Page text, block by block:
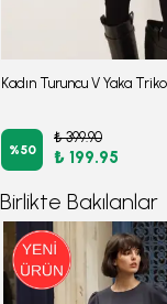
%50
₺ 399.90
₺ 199.95
Birlikte Bakılanlar